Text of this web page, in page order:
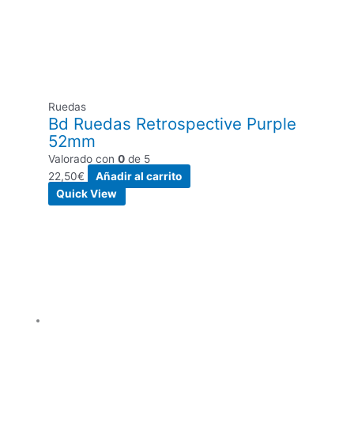
Ruedas
Bd Ruedas Retrospective Purple
52mm
Valorado con0 de 5
22,50€
Añadir al carrito
Quick View